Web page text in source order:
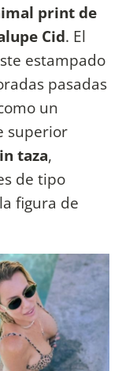
print de
Cid. El
estampado
pasadas
un
superior
taza,
de tipo
figura de